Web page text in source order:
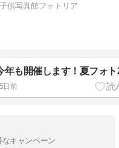
供写真館フォトリア
年も開催します！夏フォト
日前
キャンペーン